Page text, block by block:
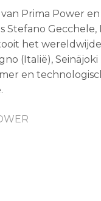
Prima Power
Stefano
het
(Italië), Seinäjoki
en